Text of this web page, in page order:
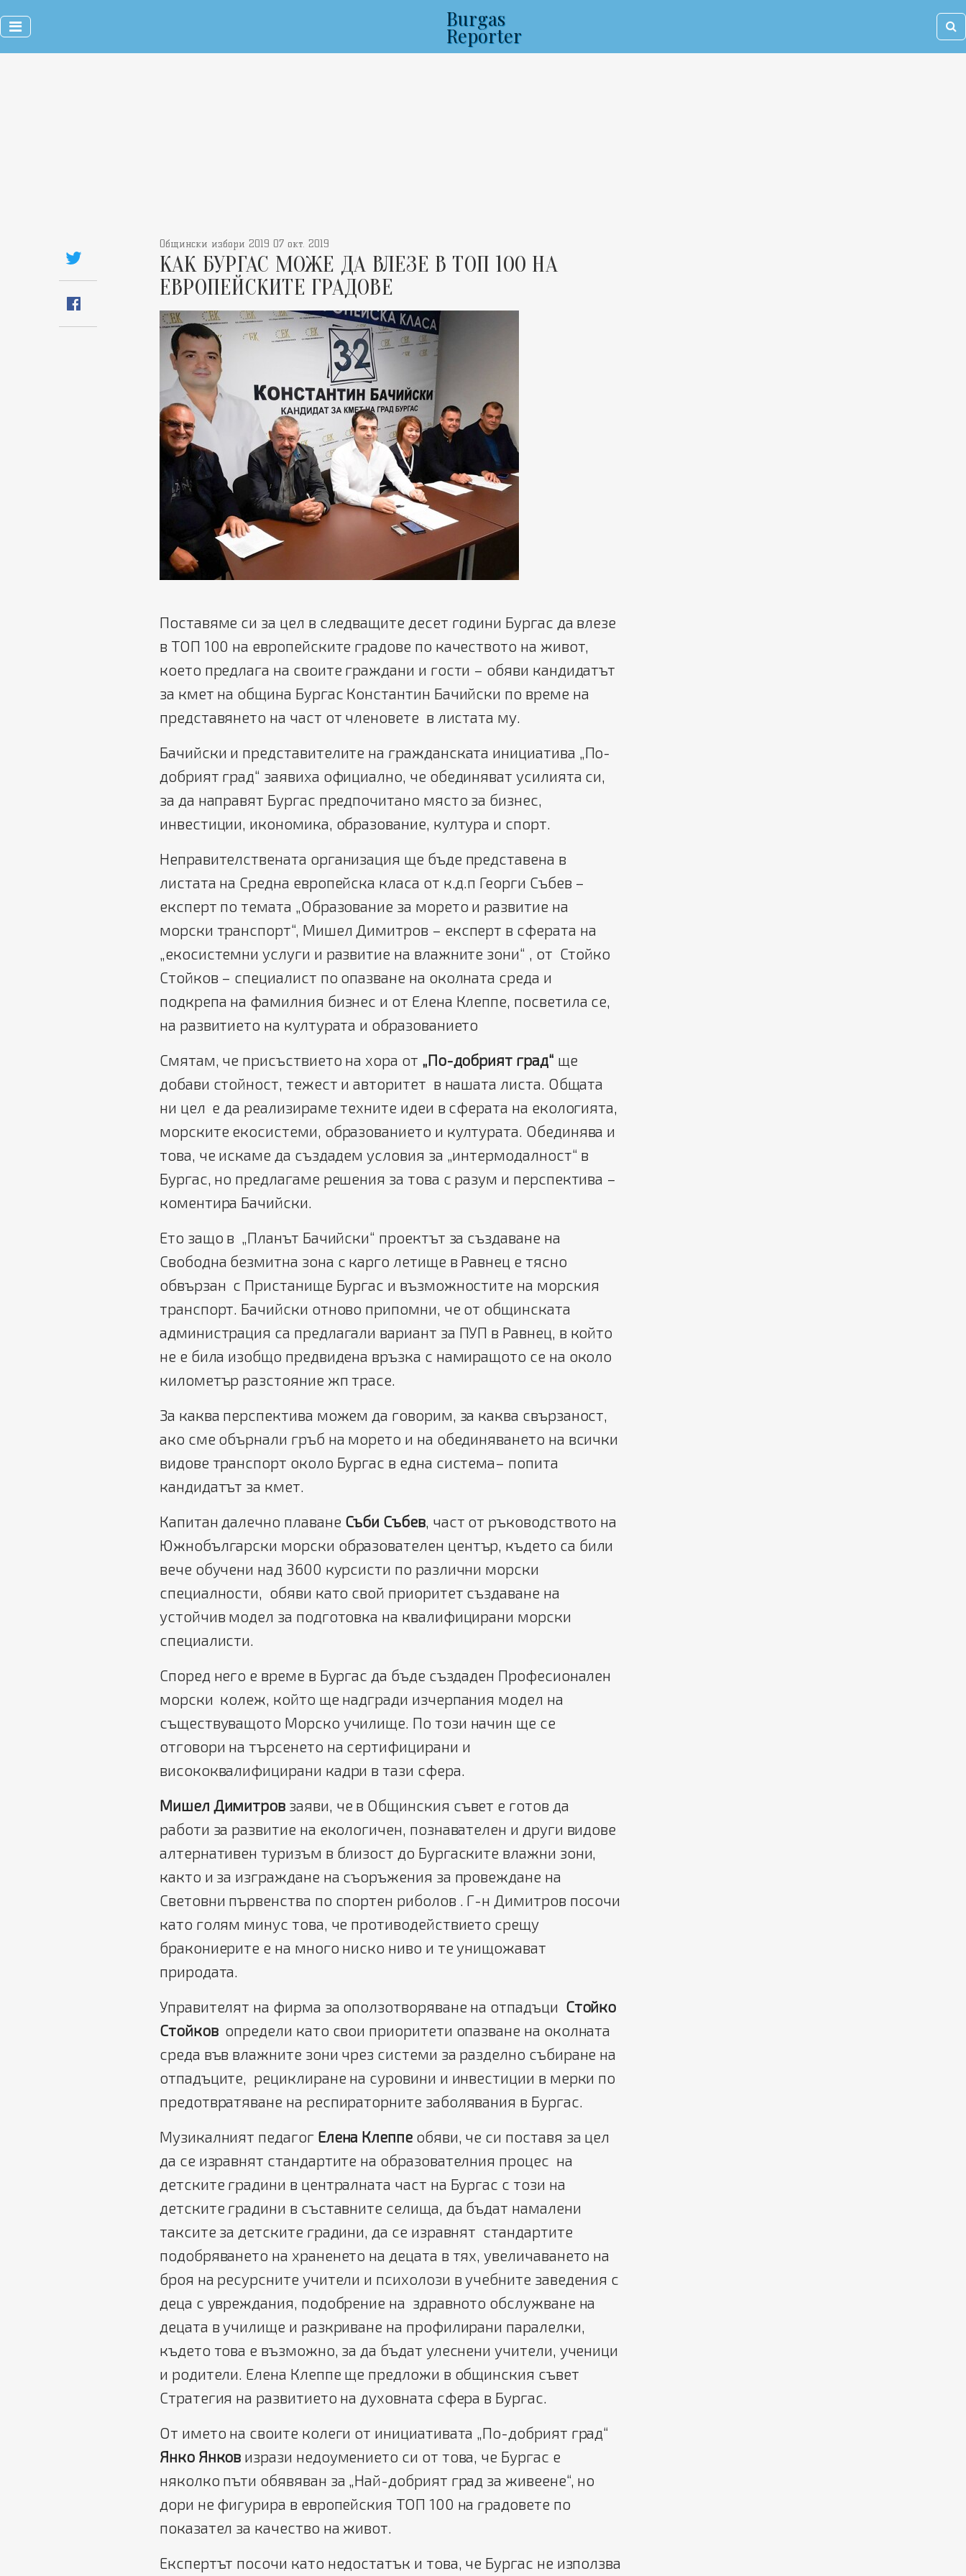
Burgas
Reporter
Общински избори 2019 07 окт. 2019
КАК БУРГАС МОЖЕ ДА ВЛЕЗЕ В ТОП 100 НА
ЕВРОПЕЙСКИТЕ ГРАДОВЕ
Поставяме си за цел в следващите десет години Бургас да влезе
в ТОП 100 на европейските градове по качеството на живот,
което предлага на своите граждани и гости – обяви кандидатът
за кмет на община Бургас Константин Бачийски по време на
представянето на част от членовете в листата му.
Бачийски и представителите на гражданската инициатива „По-
добрият град“ заявиха официално, че обединяват усилията си,
за да направят Бургас предпочитано място за бизнес,
инвестиции, икономика, образование, култура и спорт.
Неправителствената организация ще бъде представена в
листата на Средна европейска класа от к.д.п Георги Събев –
експерт по темата „Образование за морето и развитие на
морски транспорт“, Мишел Димитров – експерт в сферата на
„екосистемни услуги и развитие на влажните зони“ , от Стойко
Стойков – специалист по опазване на околната среда и
подкрепа на фамилния бизнес и от Елена Клеппе, посветила се,
на развитието на културата и образованието
Смятам, че присъствието на хора от „По-добрият град“ ще
добави стойност, тежест и авторитет в нашата листа. Общата
ни цел е да реализираме техните идеи в сферата на екологията,
морските екосистеми, образованието и културата. Обединява и
това, че искаме да създадем условия за „интермодалност“ в
Бургас, но предлагаме решения за това с разум и перспектива –
коментира Бачийски.
Ето защо в „Планът Бачийски“ проектът за създаване на
Свободна безмитна зона с карго летище в Равнец е тясно
обвързан с Пристанище Бургас и възможностите на морския
транспорт. Бачийски отново припомни, че от общинската
администрация са предлагали вариант за ПУП в Равнец, в който
не е била изобщо предвидена връзка с намиращото се на около
километър разстояние жп трасе.
За каква перспектива можем да говорим, за каква свързаност,
ако сме обърнали гръб на морето и на обединяването на всички
видове транспорт около Бургас в една система– попита
кандидатът за кмет.
Капитан далечно плаване Съби Събев, част от ръководството на
Южнобългарски морски образователен център, където са били
вече обучени над 3600 курсисти по различни морски
специалности, обяви като свой приоритет създаване на
устойчив модел за подготовка на квалифицирани морски
специалисти.
Според него е време в Бургас да бъде създаден Професионален
морски колеж, който ще надгради изчерпания модел на
съществуващото Морско училище. По този начин ще се
отговори на търсенето на сертифицирани и
висококвалифицирани кадри в тази сфера.
Мишел Димитров заяви, че в Общинския съвет е готов да
работи за развитие на екологичен, познавателен и други видове
алтернативен туризъм в близост до Бургаските влажни зони,
както и за изграждане на съоръжения за провеждане на
Световни първенства по спортен риболов . Г-н Димитров посочи
като голям минус това, че противодействието срещу
бракониерите е на много ниско ниво и те унищожават
природата.
Управителят на фирма за оползотворяване на отпадъци Стойко
Стойковопредели като свои приоритети опазване на околната
среда във влажните зони чрез системи за разделно събиране на
отпадъците, рециклиране на суровини и инвестиции в мерки по
предотвратяване на респираторните заболявания в Бургас.
Музикалният педагог Елена Клеппе обяви, че си поставя за цел
да се изравнят стандартите на образователния процес на
детските градини в централната част на Бургас с този на
детските градини в съставните селища, да бъдат намалени
таксите за детските градини, да се изравнят стандартите
подобряването на храненето на децата в тях, увеличаването на
броя на ресурсните учители и психолози в учебните заведения с
деца с увреждания, подобрение на здравното обслужване на
децата в училище и разкриване на профилирани паралелки,
където това е възможно, за да бъдат улеснени учители, ученици
и родители. Елена Клеппе ще предложи в общинския съвет
Стратегия на развитието на духовната сфера в Бургас.
От името на своите колеги от инициативата „По-добрият град“
Янко Янков изрази недоумението си от това, че Бургас е
няколко пъти обявяван за „Най-добрият град за живеене“, но
дори не фигурира в европейския ТОП 100 на градовете по
показател за качество на живот.
Експертът посочи като недостатък и това, че Бургас не използва